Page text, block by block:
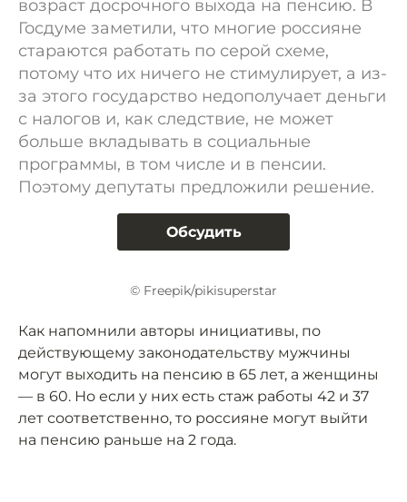
возраст досрочного выхода на пенсию. В
Госдуме заметили, что многие россияне
стараются работать по серой схеме,
потому что их ничего не стимулирует, а из-
за этого государство недополучает деньги
с налогов и, как следствие, не может
больше вкладывать в социальные
программы, в том числе и в пенсии.
Поэтому депутаты предложили решение.
Обсудить
© Freepik/pikisuperstar
Как напомнили авторы инициативы, по
действующему законодательству мужчины
могут выходить на пенсию в 65 лет, а женщины
— в 60. Но если у них есть стаж работы 42 и 37
лет соответственно, то россияне могут выйти
на пенсию раньше на 2 года.